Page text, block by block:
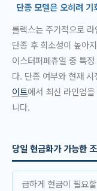
단종 모델은 오히려 기
롤렉스는 주기적으로
단종 후 희소성이 높아
이스터퍼페츄얼 중 특
다. 단종 여부와 현재
이트에서 최신 라인업
니다.
당일 현금화가 가능한
급하게 현금이 필요